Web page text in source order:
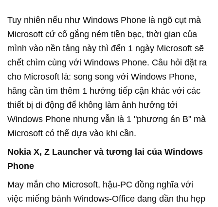
Tuy nhiên nếu như Windows Phone là ngõ cụt mà
Microsoft cứ cố gắng ném tiền bạc, thời gian của
mình vào nền tảng này thì đến 1 ngày Microsoft sẽ
chết chìm cùng với Windows Phone. Câu hỏi đặt ra
cho Microsoft là: song song với Windows Phone,
hãng cần tìm thêm 1 hướng tiếp cận khác với các
thiết bị di động để không làm ảnh hưởng tới
Windows Phone nhưng vẫn là 1 "phương án B" mà
Microsoft có thể dựa vào khi cần.
Nokia X, Z Launcher và tương lai của Windows
Phone
May mắn cho Microsoft, hậu-PC đồng nghĩa với
việc miếng bánh Windows-Office đang dần thu hẹp